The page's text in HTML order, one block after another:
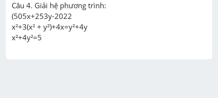
Câu 4. Giải hệ phương trình:
(505x+253y-2022
x²+3(x² + y²)+4x=y²+4y